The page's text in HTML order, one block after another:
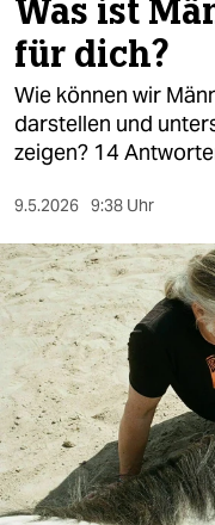
politik
öko
gesellschaft
sport
berlin
nord
wahrheit
verlag
verlag
Was ist
für dich?
Wie können wir
darstellen und
zeigen? 14
9.5.2026 9:38 Uhr